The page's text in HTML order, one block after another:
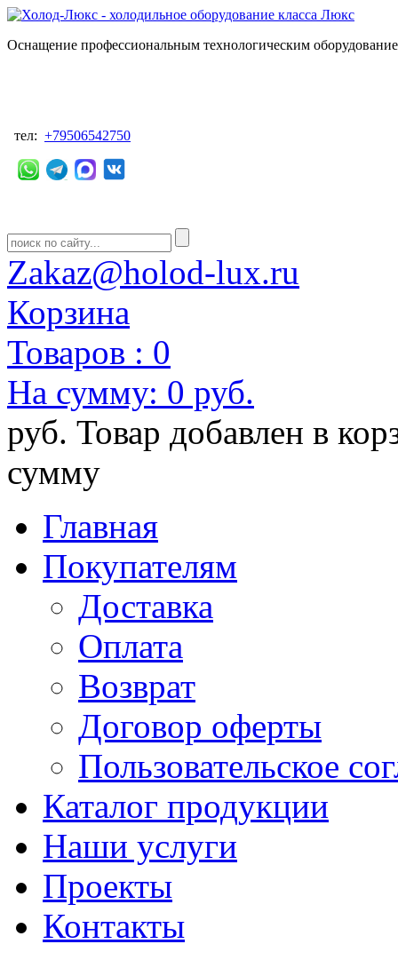
Оснащение профессиональным технологическим
тел: +79506542750
Zakaz@holod-lux.ru
Корзина
Товаров : 0
На сумму: 0 руб.
руб. Товар добавлен в
сумму
Главная
Покупателям
Доставка
Оплата
Возврат
Договор оферты
Пользовательское
Каталог продукции
Наши услуги
Проекты
Контакты